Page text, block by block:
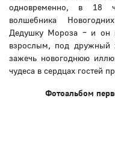
одновременно, в 18
волшебника
Дедушку Мороза – и он
взрослым, под дружный
зажечь новогоднюю
чудеса в сердцах гостей
Фотоальбом